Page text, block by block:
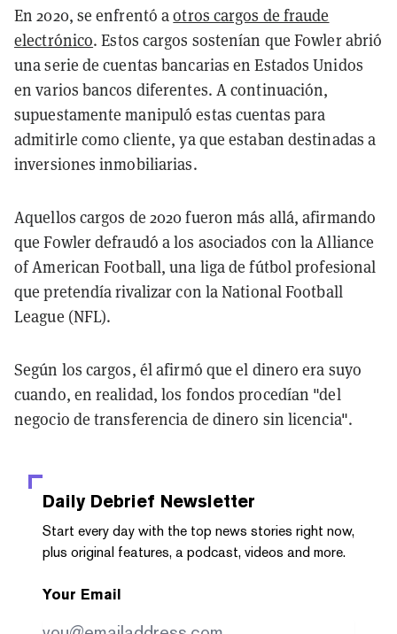
En 2020, se enfrentó aotros cargos de fraude
electrónico. Estos cargos sostenían que Fowler abrió
una serie de cuentas bancarias en Estados Unidos
en varios bancos diferentes. A continuación,
supuestamente manipuló estas cuentas para
admitirle como cliente, ya que estaban destinadas a
inversiones inmobiliarias.
Aquellos cargos de 2020 fueron más allá, afirmando
que Fowler defraudó a los asociados con la Alliance
of American Football, una liga de fútbol profesional
que pretendía rivalizar con la National Football
League (NFL).
Según los cargos, él afirmó que el dinero era suyo
cuando, en realidad, los fondos procedían "del
negocio de transferencia de dinero sin licencia".
Daily Debrief Newsletter
Start every day with the top news stories right now,
plus original features, a podcast, videos and more.
Your Email